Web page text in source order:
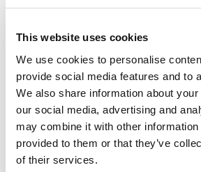
This website uses cookies
We use cookies to personalise
provide social media features and to
We also share information about
our social media, advertising and
may combine it with other information
provided to them or that they’ve
of their services.
oraz CustomerThink. Przyjemnej
lektury! How CMOs Are...